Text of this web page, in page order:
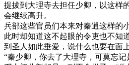
提拔到大理寺去担任少卿，以这样
会继续高升。
兵部这些官员们本来对秦逍这样的
此时却知道这不起眼的令吏也不知
到圣人如此垂爱，说什么也要在面
“秦少卿，你去了大理寺，可莫忘